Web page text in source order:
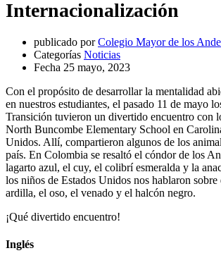
Internacionalización
publicado por Colegio Mayor de los
Categorías Noticias
Fecha 25 mayo, 2023
Con el propósito de desarrollar la mentalidad
en nuestros estudiantes, el pasado 11 de mayo
Transición tuvieron un divertido encuentro con
North Buncombe Elementary School en
Unidos. Allí, compartieron algunos de los
país. En Colombia se resaltó el cóndor de los
lagarto azul, el cuy, el colibrí esmeralda y la
los niños de Estados Unidos nos hablaron sobre
ardilla, el oso, el venado y el halcón negro.
¡Qué divertido encuentro!
Inglés